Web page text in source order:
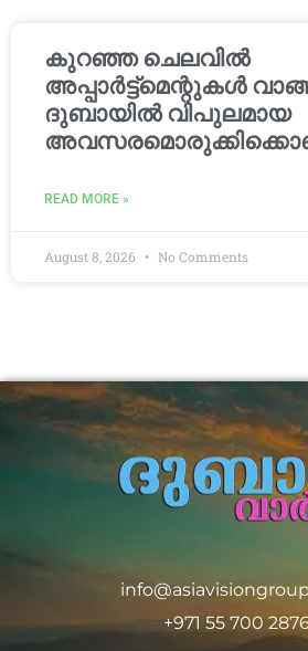
കുറഞ്ഞ ചെലവിൽ
അപ്പാർട്ട്മെന്റുകൾ
ദുബായിൽ വിപുലമായ
READ MORE »
August 8, 2026 No Comments
+971 55 700